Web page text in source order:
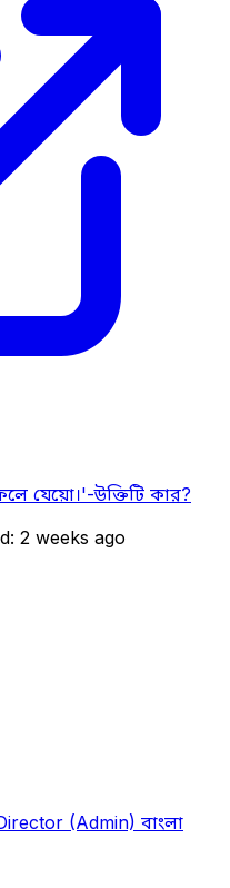
যেয়ো।'-উক্তিটি কার?
2 weeks ago
(Admin) বাংলা